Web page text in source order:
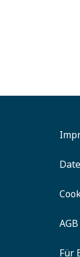
AGB
Für